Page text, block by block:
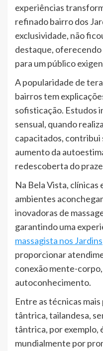
experiências
refinado bairro dos
exclusividade, não
destaque,
para um público
A popularidade de
bairros tem
sofisticação. Estudos
sensual, quando
capacitados,
aumento da
redescoberta do
Na Bela Vista, clínicas
ambientes
inovadoras de
garantindo uma
massagista nos Jardins
proporcionar
conexão mente-
autoconhecimento.
Entre as técnicas
tântrica, tailandesa,
tântrica, por exemplo,
mundialmente por